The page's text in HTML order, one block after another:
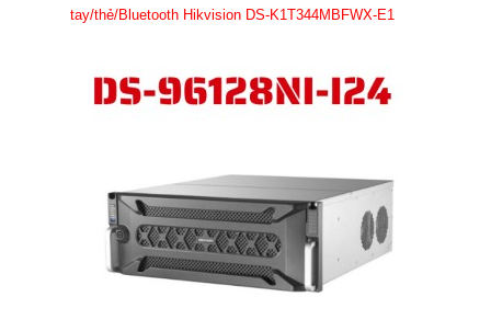
tay/thẻ/Bluetooth Hikvision DS-K1T344MBFWX-E1